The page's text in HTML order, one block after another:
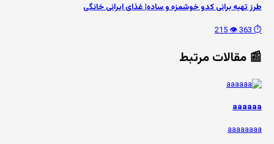
طرز تهیه برانی کدو خوشمزه و ساده| غذای ایرانی خانگی
⏱️ 363
👁️ 215
📰 مقالات مرتبط
aaaaaa
aaaaaaaa